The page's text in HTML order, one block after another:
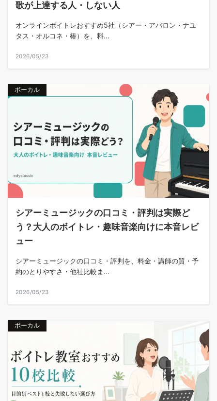
歌が上達する人・しない人
オンラインボイトレおすすめ5社（シアー・アバロン・ナユ
タス・オルコネ・椿）を、料...
2026/05/23
ボーカル
シアーミュージックの口コミ・評判は実際ど
う？大人のボイトレ・趣味音楽向けに本音レビ
ュー
シアーミュージックの口コミ・評判を、料金・講師の質・予
約のとりやすさ・他社比較ま...
2026/05/23
ボーカル